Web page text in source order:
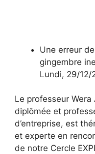
Une erreur
gingembre
Lundi, 29/12/
Le professeur
diplômée et
d’entreprise, est
et experte en
de notre Cercle